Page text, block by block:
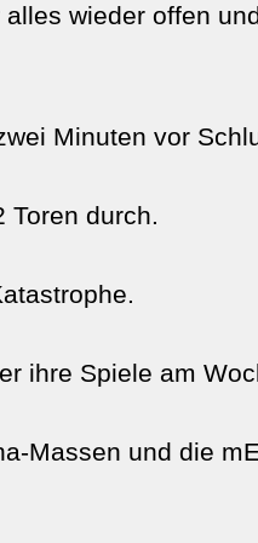
wieder offen
Minuten vor
Toren durch.
ihre Spiele am
Massen und die